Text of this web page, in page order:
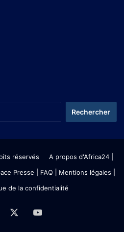
réservés A propos d'Africa24|
Presse | FAQ | Mentions légales
de la confidentialité